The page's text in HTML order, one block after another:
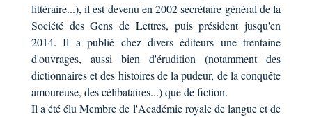
littéraire...), il est devenu en 2002 secrétaire général de la
Société des Gens de Lettres, puis président jusqu'en
2014. Il a publié chez divers éditeurs une trentaine
d'ouvrages, aussi bien d'érudition (notamment des
dictionnaires et des histoires de la pudeur, de la conquête
amoureuse, des célibataires...) que de fiction.
Il a été élu Membre de l'Académie royale de langue et de